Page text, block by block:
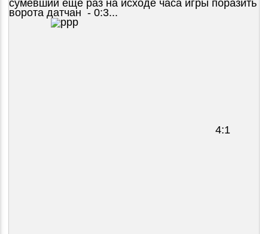
сумевший еще раз на исходе часа игры поразить
ворота датчан - 0:3...
4:1